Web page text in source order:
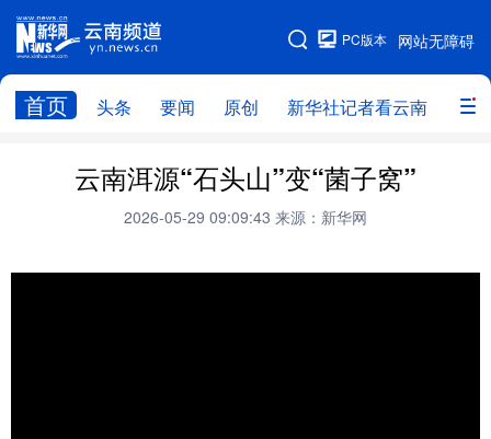
网站无障碍
PC版本
首页 头条 要闻 原创 新华社记者看云南 政务
网站地图
头条 云南要闻 本网原创
新华社记者看云南 政务
云南洱源“石头山”变“菌子窝”
2026-05-29 09:09:43 来源：新华网